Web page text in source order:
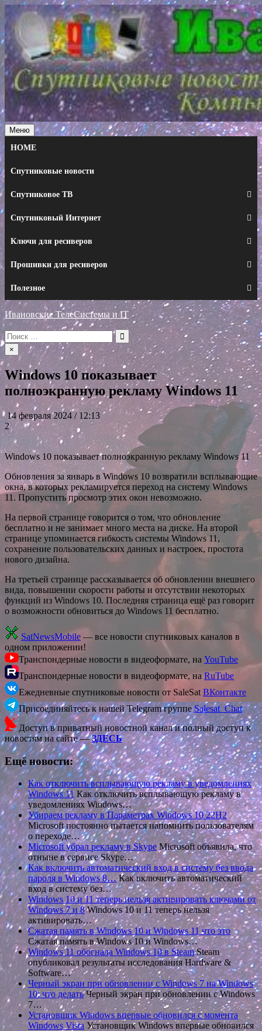
Перейти
к
содержимому
Меню
HOME
Спутниковые новости
Спутниковое ТВ
Спутниковый Интернет
Ключи для ресиверов
Прошивки для ресиверов
Полезное
Ивановские ТелеСистемы и IT
Искать:
×
Windows 10 показывает
полноэкранную рекламу Windows 11
14 февраля 2024 / 12:13
2
Windows 10 показывает полноэкранную рекламу Windows 11
Обновления за январь в Windows 10 возвратили всплывающие
окна, в которых рекламируется переход на систему Windows
11. Пропустить просмотр этих окон невозможно.
На первой странице говорится о том, что обновление
бесплатно и не занимает много места на диске. На второй
странице упоминается гибкость системы Windows 11,
сохранение пользовательских данных и настроек, простота
нового дизайна.
На третьей странице рассказывается об обновлении внешнего
вида, повышении скорости работы и отсутствии некоторых
функций из Windows 10. Последняя страница ещё раз говорит
о возможности обновиться до Windows 11 бесплатно.
SatNewsMobile — все новости спутниковых каналов в
одном приложении!
Транспондерные новости в видеоформате, на YouTube
Транспондерные новости в видеоформате, наRuTube
Ежедневные спутниковые новости от SaleSat ВКонтакте
Присоединяйтесь к нашей Telegram группеSalesat_Chat
Доступ в приватный новостной канал и полный доступ к
новостям на сайте —ЗДЕСЬ
Ещё новости:
Как отключить всплывающую рекламу в уведомлениях
Windows 11Как отключить всплывающую рекламу в
уведомлениях Windows…
Убираем рекламу в Параметрах Windows 10 22H2
Microsoft постоянно пытается напомнить пользователям
о переходе…
Microsoft убрал рекламу в SkypeMicrosoft объявила, что
отныне в сервисе Skype…
Как включить автоматический вход в систему без ввода
пароля в Windows 8…Как включить автоматический
вход в систему без…
Windows 10 и 11 теперь нельзя активировать ключами от
Windows 7 и 8Windows 10 и 11 теперь нельзя
активировать…
Сжатая память в Windows 10 и Windows 11 что это
Сжатая память в Windows 10 и Windows…
Windows 11 обогнала Windows 10 в SteamSteam
опубликовал результаты исследования Hardware &
Software…
Черный экран при обновлении с Windows 7 на Windows
10: что делатьЧерный экран при обновлении с Windows
7…
Установщик Windows впервые обновился с момента
Windows Vista Установщик Windows впервые обновился